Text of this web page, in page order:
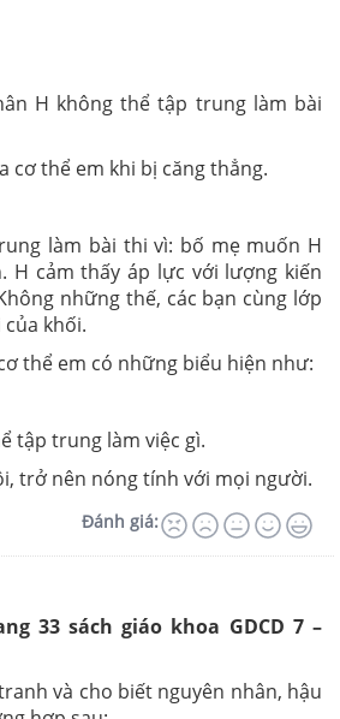
H không thể tập trung làm bài
cơ thể em khi bị căng thẳng.
làm bài thi vì: bố mẹ muốn H
H cảm thấy áp lực với lượng kiến
những thế, các bạn cùng lớp
khối.
thể em có những biểu hiện như:
tập trung làm việc gì.
trở nên nóng tính với mọi người.
Đánh giá:
33 sách giáo khoa GDCD 7 –
và cho biết nguyên nhân, hậu